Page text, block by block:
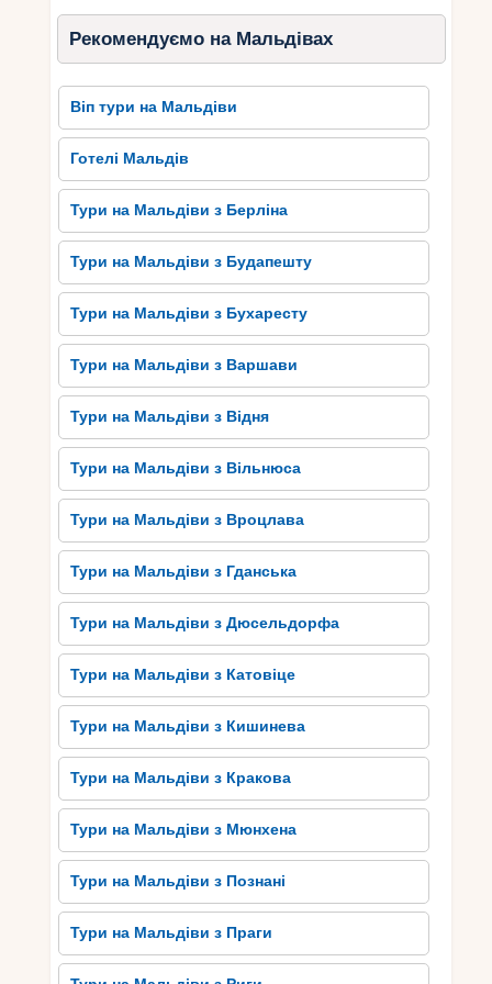
скарбів або взяти участь у водних спортивних
змаганнях. Водні розваги на Мальдівах
обов’язково залишать незабутнє враження на
кожного приїжджого.
Екзотична кухня Мальдів:
Відчуйте смак місцевих
делікатесів
Мальдівська кухня – це справжнє задоволення
для смаку. Вона вражає своєю екзотикою та
неповторними смаками, які не залишать
байдужими навіть найвибагливіших гурманів.
Одним з основних інгредієнтів мальдівської
кухні є свіжа риба та морепродукти. Локальні
шеф-кухарі майстерно готують страви з риби,
такі як каррі з рибою або рибне пекло.
Не можна пропустити смачні страви з
кокосовим молоком, такі як каррі з кокосовим
спробувати мальдівський національний напій –
“Рону”, який виготовляється з пальмового соку.
враження та незабутні смакові відчуття під час
Традиції та культура
Мальдів: Зануртеся у
мальовничий світ острівного
життя
Мальдівські острови – це не тільки місце для
розслаблення на пляжах та занурення у чисті
води Індійського океану, але й мальовничий світ
острівного життя з унікальною традицією та
культурою. Мальдіви мають давню історію,
пов’язану з мусульманською вірою, яка сильно
Рекомендуємо на Мальдівах
Віп тури на Мальдіви
Готелі Мальдів
Тури на Мальдіви з Берліна
Тури на Мальдіви з Будапешту
Тури на Мальдіви з Бухаресту
Тури на Мальдіви з Варшави
Тури на Мальдіви з Відня
Тури на Мальдіви з Вільнюса
Тури на Мальдіви з Вроцлава
Тури на Мальдіви з Гданська
Тури на Мальдіви з Дюсельдорфа
Тури на Мальдіви з Катовіце
Тури на Мальдіви з Кишинева
Тури на Мальдіви з Кракова
Тури на Мальдіви з Мюнхена
Тури на Мальдіви з Познані
Тури на Мальдіви з Праги